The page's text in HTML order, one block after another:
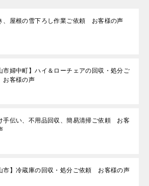
、屋根の雪下ろし作業ご依頼 お客様の声
市婦中町】ハイ＆ローチェアの回収・処分ご
客様の声
手伝い、不用品回収、簡易清掃ご依頼 お客
市】冷蔵庫の回収・処分ご依頼 お客様の声